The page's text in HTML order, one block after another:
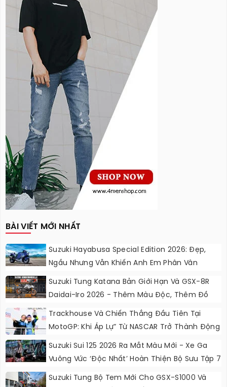
BÀI VIẾT MỚI NHẤT
Suzuki Hayabusa Special Edition 2026: Đẹp,
Ngầu Nhưng Vẫn Khiến Anh Em Phân Vân
Suzuki Tung Katana Bản Giới Hạn Và GSX-8R
Daidai-Iro 2026 - Thêm Màu Độc, Thêm Đồ
Chơi, Thêm Cá Tính
Trackhouse Và Chiến Thắng Đầu Tiên Tại
MotoGP: Khi Áp Lự” Từ NASCAR Trở Thành Động
Lực Ngọt Ngào
Suzuki Sui 125 2026 Ra Mắt Màu Mới - Xe Ga
Vuông Vức ‘độc Nhất’ Hoàn Thiện Bộ Sưu Tập 7
Sắc Cầu Vồng
Suzuki Tung Bộ Tem Mới Cho GSX-S1000 Và